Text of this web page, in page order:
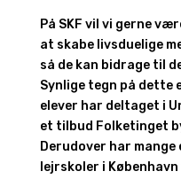
På SKF vil vi gerne
at skabe livsduelige
så de kan bidrage til
Synlige tegn på dette
elever har deltaget i
et tilbud Folketinget
Derudover har
lejrskoler i